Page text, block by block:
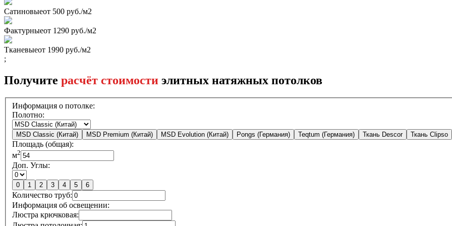
Сатиновыеот 500 руб./м2
Фактурныеот 1290 руб./м2
Тканевыеот 1990 руб./м2
;
Получите расчёт стоимости элитных натяжных потолков
Информация о потолке:
Полотно:
MSD Classic (Китай) MSD Premium (Китай) MSD Evolution (Китай) Pongs (Германия) Teqtum (Германия) Ткань Descor Ткань Clipso
Площадь (общая):
м2
Доп. Углы:
0 1 2 3 4 5 6
Количество труб:
Информация об освещении:
Люстра крючковая: